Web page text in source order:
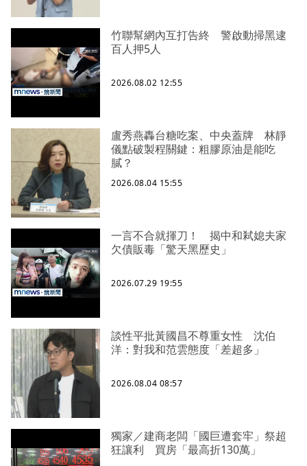
竹聯幫網內互打告終 警啟動掃黑逮
百人押5人
2026.08.02 12:55
盧秀燕轟台糖吃案、中央蓋牌 林靜
儀點破製程關鍵：粗膠原油是能吃
膩？
2026.08.04 15:55
一言不合就揮刀！ 揭中和弒媳夫家
欠債販毒「驚天黑歷史」
2026.07.29 19:55
談性平批黃國昌不尊重女性 沈伯
洋：對我和范雲態度「差超多」
2026.08.04 08:57
獨家／建商老闆「國巨遭套牢」祭超
狂讓利 買房「最高折130萬」